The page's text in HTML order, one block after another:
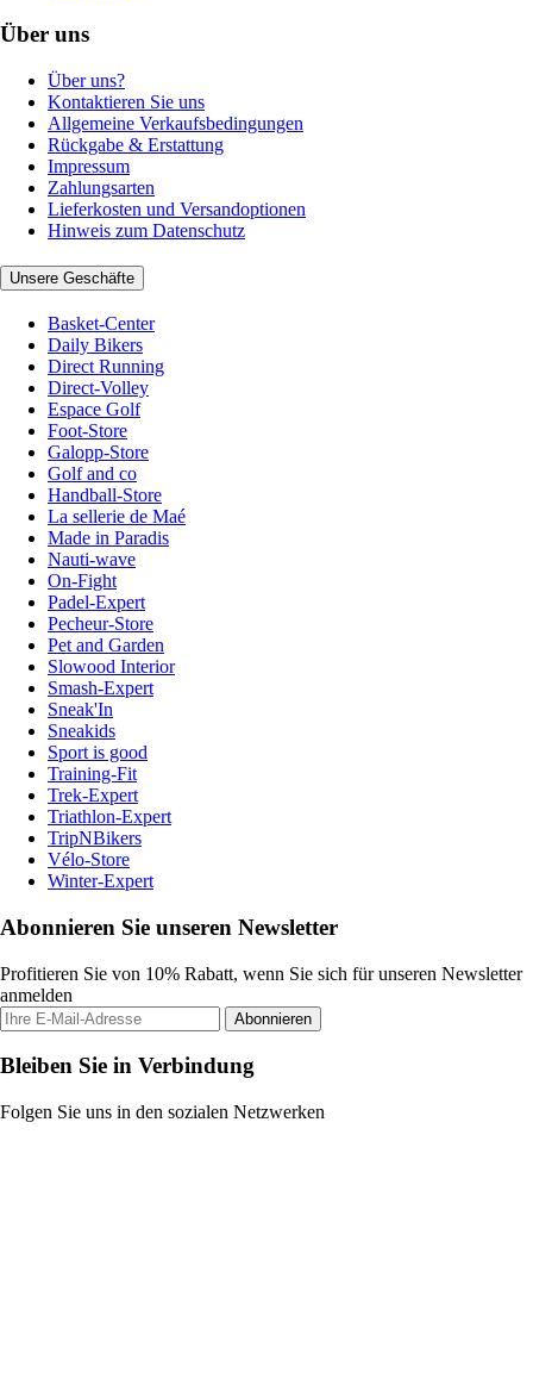
Über uns
Über uns?
Kontaktieren Sie uns
Allgemeine Verkaufsbedingungen
Rückgabe & Erstattung
Impressum
Zahlungsarten
Lieferkosten und Versandoptionen
Hinweis zum Datenschutz
Unsere Geschäfte
Basket-Center
Daily Bikers
Direct Running
Direct-Volley
Espace Golf
Foot-Store
Galopp-Store
Golf and co
Handball-Store
La sellerie de Maé
Made in Paradis
Nauti-wave
On-Fight
Padel-Expert
Pecheur-Store
Pet and Garden
Slowood Interior
Smash-Expert
Sneak'In
Sneakids
Sport is good
Training-Fit
Trek-Expert
Triathlon-Expert
TripNBikers
Vélo-Store
Winter-Expert
Abonnieren Sie unseren Newsletter
Profitieren Sie von 10% Rabatt, wenn Sie sich für unseren Newsletter
anmelden
Abonnieren
Bleiben Sie in Verbindung
Folgen Sie uns in den sozialen Netzwerken